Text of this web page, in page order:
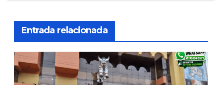
Entrada relacionada